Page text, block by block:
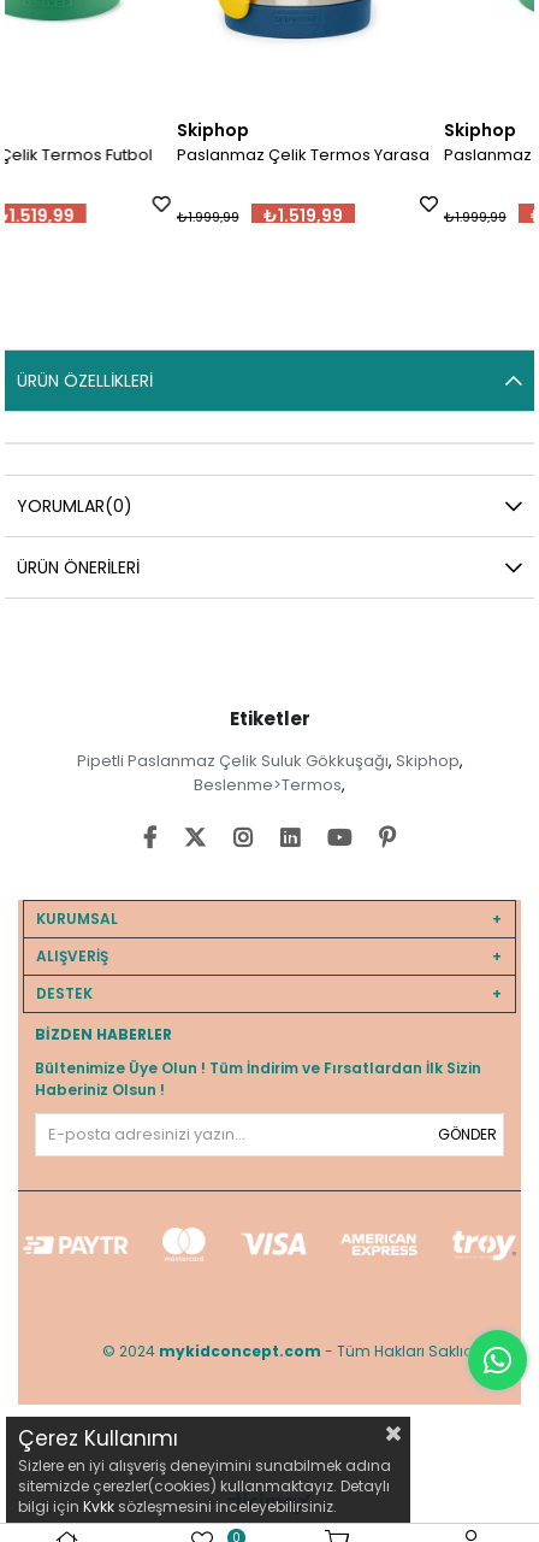
Paslanmaz Çelik Termos Yarasa
₺1.519,99
₺1.999,99
Paslanmaz Çelik Termos
₺1.519,99
₺1.999,99
ÜRÜN ÖZELLIKLERI
YORUMLAR(0)
ÜRÜN ÖNERILERI
Etiketler
Pipetli Paslanmaz Çelik Suluk Gökkuşağı, Skiphop,
Beslenme>Termos,
KURUMSAL
ALIŞVERİŞ
DESTEK
BIZDEN HABERLER
Bültenimize Üye Olun ! Tüm İndirim ve Fırsatlardan İlk Sizin
Haberiniz Olsun !
GÖNDER
© 2024 mykidconcept.com - Tüm Hakları Saklıdır.
Çerez Kullanımı
Sizlere en iyi alışveriş deneyimini sunabilmek adına
sitemizde çerezler(cookies) kullanmaktayız. Detaylı
bilgi için Kvkk sözleşmesini inceleyebilirsiniz.
0